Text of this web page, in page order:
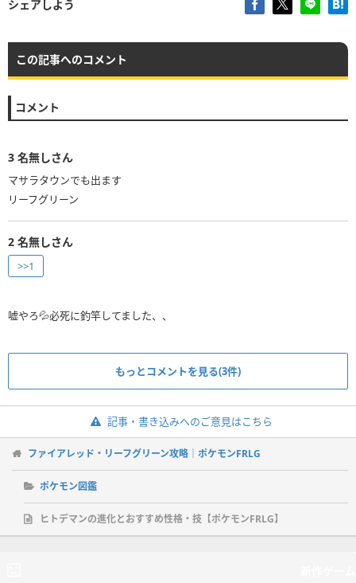
シェアしよう
この記事へのコメント
コメント
3 名無しさん
マサラタウンでも出ます
リーフグリーン
2 名無しさん
>>1
嘘やろ💦必死に釣竿してました、、
もっとコメントを見る(3件)
記事・書き込みへのご意見はこちら
ファイアレッド・リーフグリーン攻略｜ポケモンFRLG
ポケモン図鑑
ヒトデマンの進化とおすすめ性格・技【ポケモンFRLG】